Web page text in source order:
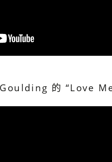
的 “Love